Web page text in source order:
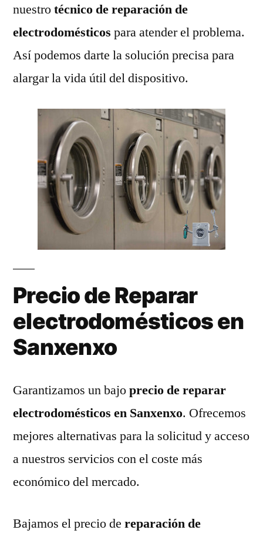
nuestrotécnico de reparación de
electrodomésticos para atender el problema.
Así podemos darte la solución precisa para
alargar la vida útil del dispositivo.
Precio de Reparar
electrodomésticos en
Sanxenxo
Garantizamos un bajoprecio de reparar
electrodomésticos en Sanxenxo. Ofrecemos
mejores alternativas para la solicitud y acceso
a nuestros servicios con el coste más
económico del mercado.
Bajamos el precio de reparación de